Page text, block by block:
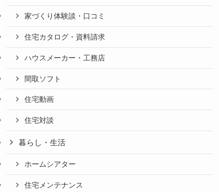
家づくり体験談・口コミ
住宅カタログ・資料請求
ハウスメーカー・工務店
間取ソフト
住宅動画
住宅対談
暮らし・生活
ホームシアター
住宅メンテナンス